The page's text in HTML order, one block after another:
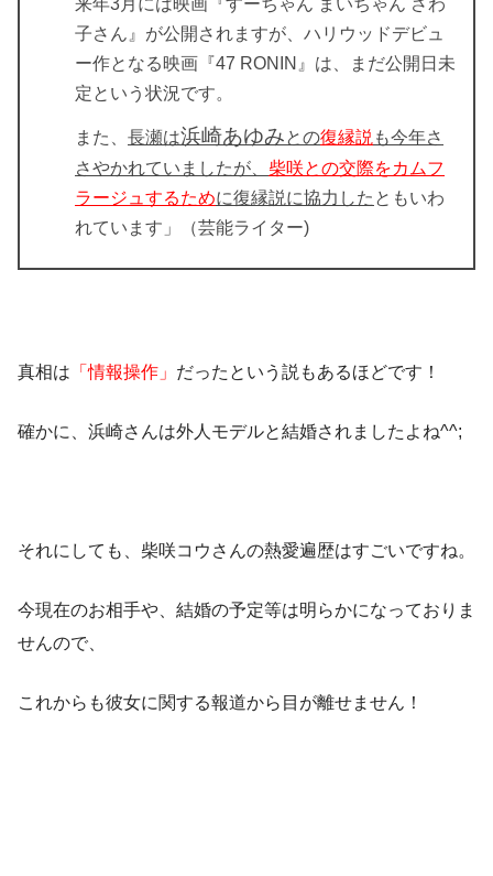
来年3月には映画『すーちゃん まいちゃん さわ
子さん』が公開されますが、ハリウッドデビュ
ー作となる映画『47 RONIN』は、まだ公開日未
定という状況です。
また、 長瀬は浜崎あゆみとの復縁説 も今年さ
さやかれていましたが、 柴咲との交際をカムフ
ラージュするために復縁説に協力した ともいわ
れています」（芸能ライター)
真相は 「情報操作」 だったという説もあるほどです！
確かに、浜崎さんは外人モデルと結婚されましたよね^^;
それにしても、柴咲コウさんの熱愛遍歴はすごいですね。
今現在のお相手や、 結婚の予定等は明らかになっておりま
せんので、
これからも彼女に関する報道から目が離せません！